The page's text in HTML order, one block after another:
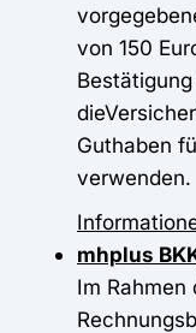
von 150
Guthaben
verwenden.
mhplus
Im